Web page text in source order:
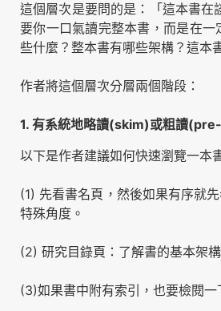
這個層次是要問的是：「這本書
要你一口氣讀完整本書，而是在
些什麼？整本書有哪些架構？這本
作者將這個層次分層兩個階段：
1. 有系統地略讀(skim)或粗讀
以下是作者建議如何快速瀏覽一本
(1) 先看書名頁，然後如果有序就
特殊角度。
(2) 研究目錄頁：了解書的基本架構
(3)如果書中附有索引，也要檢閱